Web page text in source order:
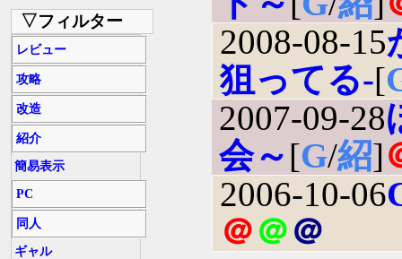
▽フィルター
レビュー
攻略
改造
紹介
簡易表示
PC
同人
ギャル
2008-08-15
狙ってる-[
2007-09-28
会～[G/紹]
2006-10-06
＠＠＠